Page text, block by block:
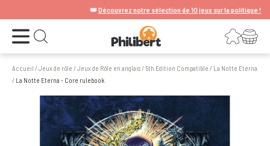
Découvrez notre sélection de 10 jeux sur la politique !
Ouvrir le menu Ouvrir la recherche Connexion
Votre panier
Accueil /Jeux de rôle /Jeux de Rôle en anglais/ 5th Edition Compatible / La Notte Eterna
/ La Notte Eterna - Core rulebook